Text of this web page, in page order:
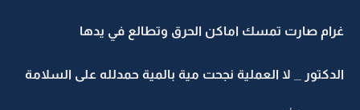
غرام صارت تمسك اماكن الحرق وتطالع في يدها
الدكتور _ لا العملية نجحت مية بالمية حمدلله على السلامة